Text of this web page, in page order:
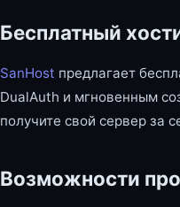
Бесплатный
SanHost предлагает
DualAuth и мгновенным
получите свой сервер за
Возможности